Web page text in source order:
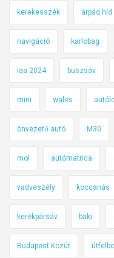
kerekesszék árpád híd
navigáció karlobag
iaa 2024 buszsáv
mini wales
önvezető autó M30
mol autómatrica
vadveszély koccanás
kerékpársáv baki
Budapest Közút